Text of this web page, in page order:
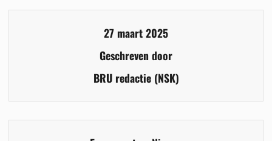
27 maart 2025
Geschreven door
BRU redactie (NSK)